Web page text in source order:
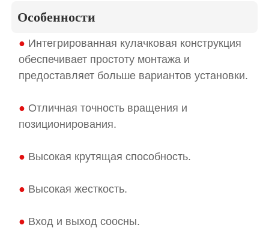
Особенности
● Интегрированная кулачковая конструкция
обеспечивает простоту монтажа и
предоставляет больше вариантов установки.
● Отличная точность вращения и
позиционирования.
● Высокая крутящая способность.
● Высокая жесткость.
● Вход и выход соосны.